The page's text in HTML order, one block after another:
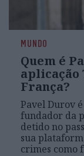
MUNDO
Quem é
aplicação
França?
Pavel Durov
fundador da
detido no
sua
crimes como